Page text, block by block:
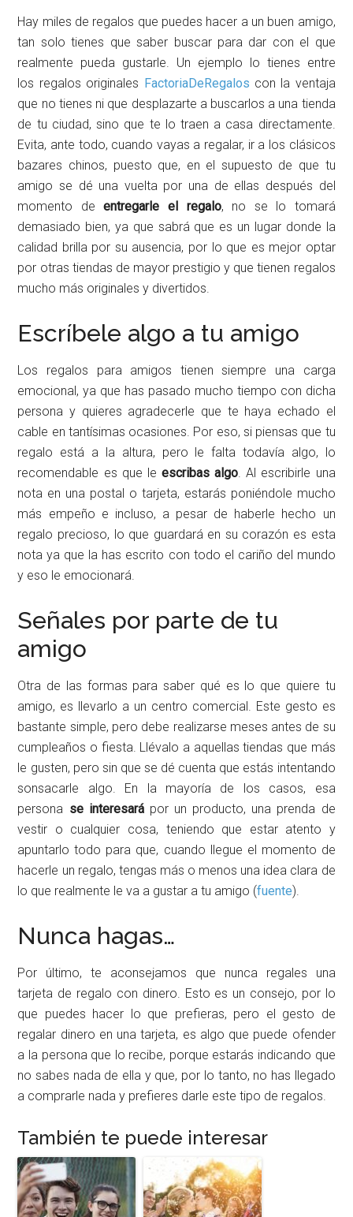
Hay miles de regalos que puedes hacer a un buen amigo,
tan solo tienes que saber buscar para dar con el que
realmente pueda gustarle. Un ejemplo lo tienes entre
los regalos originales FactoriaDeRegalos con la ventaja
que no tienes ni que desplazarte a buscarlos a una tienda
de tu ciudad, sino que te lo traen a casa directamente.
Evita, ante todo, cuando vayas a regalar, ir a los clásicos
bazares chinos, puesto que, en el supuesto de que tu
amigo se dé una vuelta por una de ellas después del
momento deentregarle el regalo, no se lo tomará
demasiado bien, ya que sabrá que es un lugar donde la
calidad brilla por su ausencia, por lo que es mejor optar
por otras tiendas de mayor prestigio y que tienen regalos
mucho más originales y divertidos.
Escríbele algo a tu amigo
Los regalos para amigos tienen siempre una carga
emocional, ya que has pasado mucho tiempo con dicha
persona y quieres agradecerle que te haya echado el
cable en tantísimas ocasiones. Por eso, si piensas que tu
regalo está a la altura, pero le falta todavía algo, lo
recomendable es que le escribas algo. Al escribirle una
nota en una postal o tarjeta, estarás poniéndole mucho
más empeño e incluso, a pesar de haberle hecho un
regalo precioso, lo que guardará en su corazón es esta
nota ya que la has escrito con todo el cariño del mundo
y eso le emocionará.
Señales por parte de tu
amigo
Otra de las formas para saber qué es lo que quiere tu
amigo, es llevarlo a un centro comercial. Este gesto es
bastante simple, pero debe realizarse meses antes de su
cumpleaños o fiesta. Llévalo a aquellas tiendas que más
le gusten, pero sin que se dé cuenta que estás intentando
sonsacarle algo. En la mayoría de los casos, esa
persona se interesarápor un producto, una prenda de
vestir o cualquier cosa, teniendo que estar atento y
apuntarlo todo para que, cuando llegue el momento de
hacerle un regalo, tengas más o menos una idea clara de
lo que realmente le va a gustar a tu amigo (fuente).
Nunca hagas…
Por último, te aconsejamos que nunca regales una
tarjeta de regalo con dinero. Esto es un consejo, por lo
que puedes hacer lo que prefieras, pero el gesto de
regalar dinero en una tarjeta, es algo que puede ofender
a la persona que lo recibe, porque estarás indicando que
no sabes nada de ella y que, por lo tanto, no has llegado
a comprarle nada y prefieres darle este tipo de regalos.
También te puede interesar